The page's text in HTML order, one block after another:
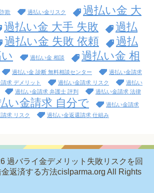
欺 過払い金リスク
過払い金 大
過払い金 大手 失敗
過払
過払い金 失敗 依頼
過払
過払い金 相談
過払い金 相
過払い金 診断 無料相談センター
過払い金請求
求 デメリット 過払い金請求 リスク
過払い
過払い金請求 弁護士 評判 過払い金請求 法律
い金請求 自分で
過払い金請求
求 リスク 過払い金返還請求 仕組み
過バライ金デメリット失敗リスクを回
返済する方法cislparma.org All Rights